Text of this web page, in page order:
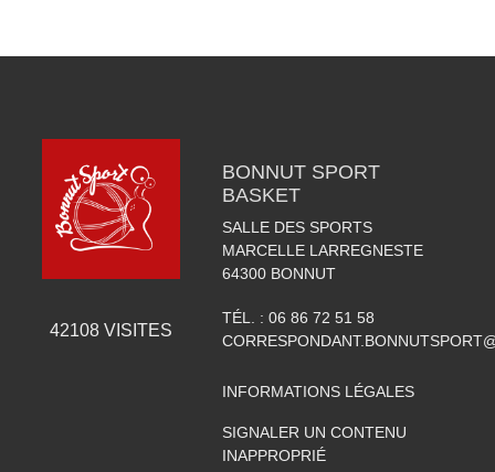
42108VISITES
BONNUT SPORT
BASKET
SALLE DES SPORTS
MARCELLE LARREGNESTE
64300 BONNUT
TÉL. : 06 86 72 51 58
INFORMATIONS LÉGALES
SIGNALER UN CONTENU
INAPPROPRIÉ